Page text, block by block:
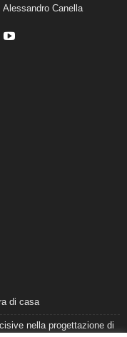
Canella
di casa
nella progettazione di